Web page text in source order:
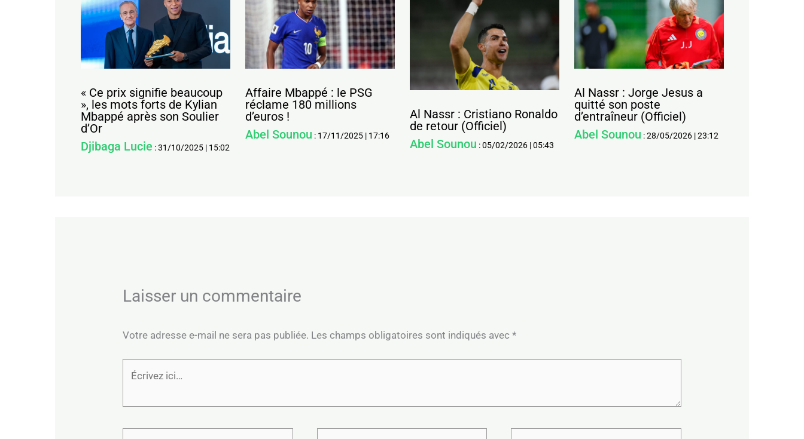
« Ce prix signifie beaucoup
», les mots forts de Kylian
Mbappé après son Soulier
d’Or
Djibaga Lucie :31/10/2025| 15:02
Affaire Mbappé : le PSG
réclame 180 millions
d’euros !
Abel Sounou : 17/11/2025| 17:16
Al Nassr : Cristiano Ronaldo
de retour (Officiel)
Abel Sounou :05/02/2026|05:43
Al Nassr : Jorge Jesus a
quitté son poste
d’entraîneur (Officiel)
Abel Sounou :28/05/2026|23:12
Laisser un commentaire
Votre adresse e-mail ne sera pas publiée. Les champs obligatoires sont indiqués avec*